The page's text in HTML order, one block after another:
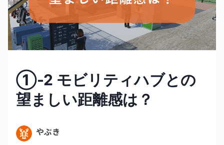
①-2 モビリティハブとの
望ましい距離感は？
やぶき